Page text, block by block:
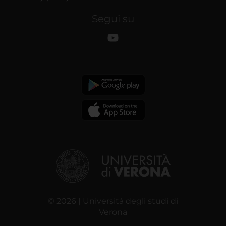
Segui su
© 2026 | Università degli studi di
Verona